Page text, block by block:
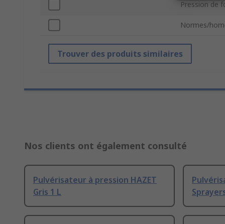
Pression de
Normes/
Trouver des produits similaires
Nos clients ont également consulté
Pulvérisateur à pression HAZET
Gris 1 L